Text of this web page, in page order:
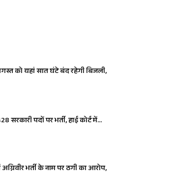
को यहां सात घंटे बंद रहेगी बिजली,
सरकारी पदों पर भर्ती, हाई कोर्ट में…
भर्ती के नाम पर ठगी का आरोप,